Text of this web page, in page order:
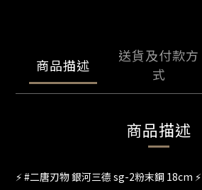
商品描述
送貨及付款方
式
商品描述
⚡️ #二唐刃物 銀河三德 sg-2粉末鋼 18cm ⚡️